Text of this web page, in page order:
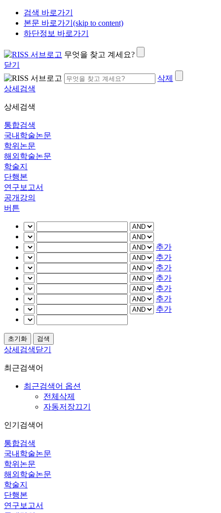
검색 바로가기
본문 바로가기(skip to content)
하단정보 바로가기
무엇을 찾고 계세요?
닫기
삭제
상세검색
상세검색
통합검색
국내학술논문
학위논문
해외학술논문
학술지
단행본
연구보고서
공개강의
버튼
추가
추가
추가
추가
추가
추가
추가
상세검색닫기
최근검색어
최근검색어 옵션
전체삭제
자동저장끄기
인기검색어
통합검색
국내학술논문
학위논문
해외학술논문
학술지
단행본
연구보고서